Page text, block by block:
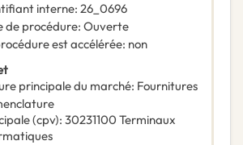
interne: 26_0696
de procédure: Ouverte
est accélérée: non
principale du marché: Fournitures
(cpv): 30231100 Terminaux